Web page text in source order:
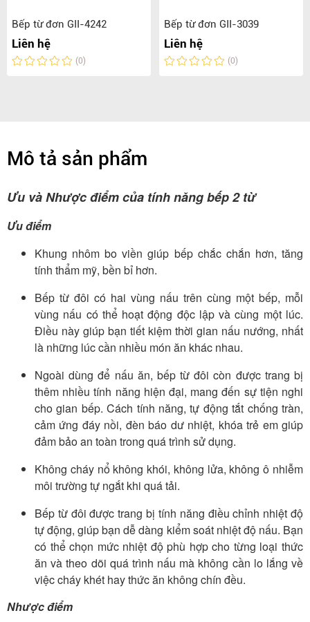
Bếp từ đơn GII-4242
Liên hệ
(0)
Bếp từ đơn GII-3039
Liên hệ
(0)
Mô tả sản phẩm
Ưu và Nhược điểm của tính năng bếp 2 từ
Ưu điểm
Khung nhôm bo viền giúp bếp chắc chắn hơn, tăng
tính thẩm mỹ, bền bỉ hơn.
Bếp từ đôi có hai vùng nấu trên cùng một bếp, mỗi
vùng nấu có thể hoạt động độc lập và cùng một lúc.
Điều này giúp bạn tiết kiệm thời gian nấu nướng, nhất
là những lúc cần nhiều món ăn khác nhau.
Ngoài dùng để nấu ăn, bếp từ đôi còn được trang bị
thêm nhiều tính năng hiện đại, mang đến sự tiện nghi
cho gian bếp. Cách tính năng, tự động tắt chống tràn,
cảm ứng đáy nồi, đèn báo dư nhiệt, khóa trẻ em giúp
đảm bảo an toàn trong quá trình sử dụng.
Không cháy nổ không khói, không lửa, không ô nhiễm
môi trường tự ngắt khi quá tải.
Bếp từ đôi được trang bị tính năng điều chỉnh nhiệt độ
tự động, giúp bạn dễ dàng kiểm soát nhiệt độ nấu. Bạn
có thể chọn mức nhiệt độ phù hợp cho từng loại thức
ăn và theo dõi quá trình nấu mà không cần lo lắng về
việc cháy khét hay thức ăn không chín đều.
Nhược điểm